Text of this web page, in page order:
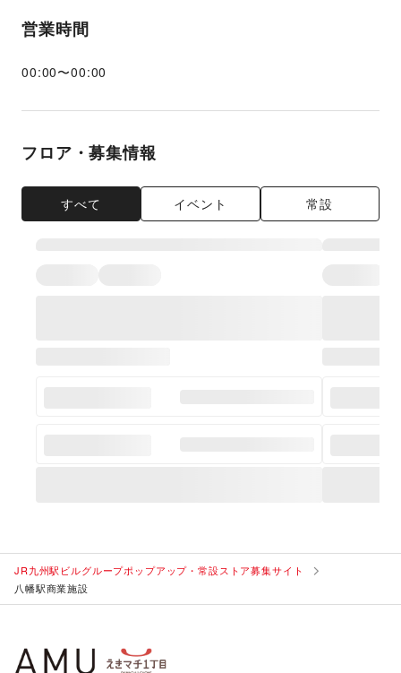
営業時間
00:00〜00:00
フロア・募集情報
すべて イベント 常設
JR九州駅ビルグループポップアップ・常設ストア募集サイト
八幡駅商業施設